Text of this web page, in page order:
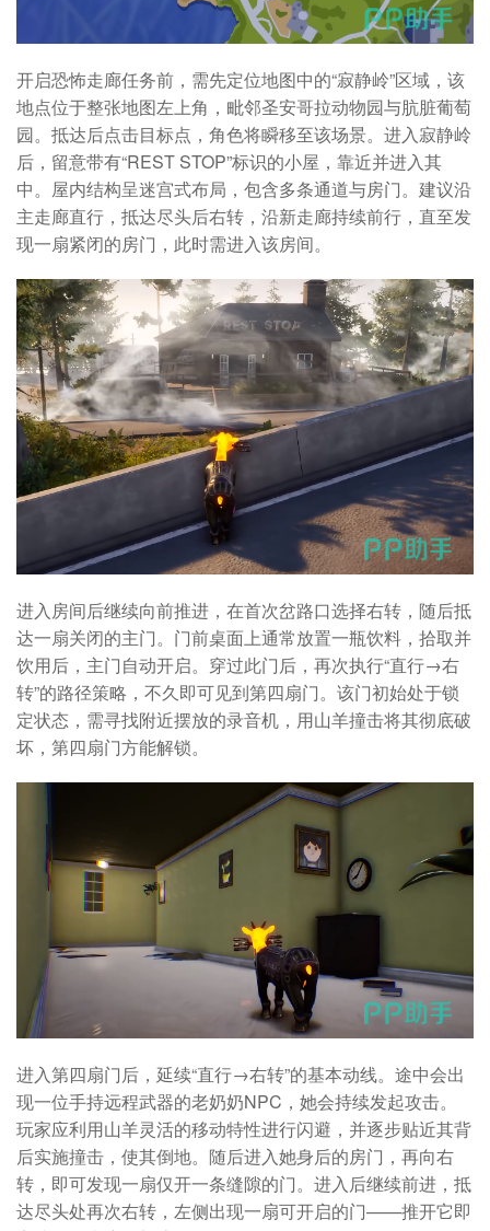
开启恐怖走廊任务前，需先定位地图中的“寂静岭”区域，该
地点位于整张地图左上角，毗邻圣安哥拉动物园与肮脏葡萄
园。抵达后点击目标点，角色将瞬移至该场景。进入寂静岭
后，留意带有“REST STOP”标识的小屋，靠近并进入其
中。屋内结构呈迷宫式布局，包含多条通道与房门。建议沿
主走廊直行，抵达尽头后右转，沿新走廊持续前行，直至发
现一扇紧闭的房门，此时需进入该房间。
进入房间后继续向前推进，在首次岔路口选择右转，随后抵
达一扇关闭的主门。门前桌面上通常放置一瓶饮料，拾取并
饮用后，主门自动开启。穿过此门后，再次执行“直行→右
转”的路径策略，不久即可见到第四扇门。该门初始处于锁
定状态，需寻找附近摆放的录音机，用山羊撞击将其彻底破
坏，第四扇门方能解锁。
进入第四扇门后，延续“直行→右转”的基本动线。途中会出
现一位手持远程武器的老奶奶NPC，她会持续发起攻击。
玩家应利用山羊灵活的移动特性进行闪避，并逐步贴近其背
后实施撞击，使其倒地。随后进入她身后的房门，再向右
转，即可发现一扇仅开一条缝隙的门。进入后继续前进，抵
达尽头处再次右转，左侧出现一扇可开启的门——推开它即